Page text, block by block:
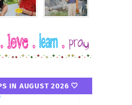
IN AUGUST 2026 🤍